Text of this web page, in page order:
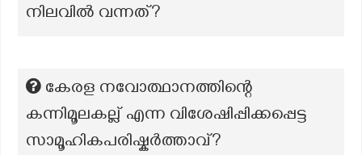
നിലവിൽ വന്നത്?
കേരള നവോത്ഥാനത്തിന്റെ
കന്നിമൂലകല്ല് എന്ന വിശേഷിപ്പിക്കപ്പെട്ട
സാമൂഹികപരിഷ്കർത്താവ്?